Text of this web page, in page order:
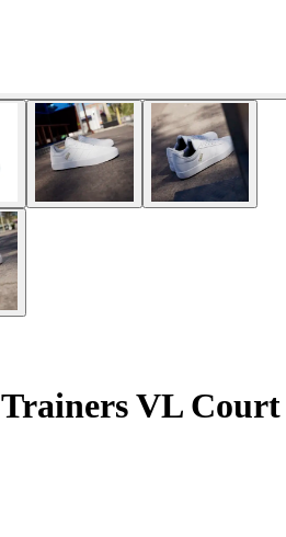
Trainers VL Court